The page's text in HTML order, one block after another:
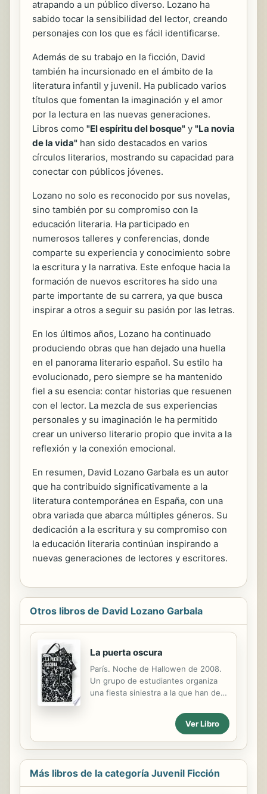
atrapando a un público diverso. Lozano ha
sabido tocar la sensibilidad del lector, creando
personajes con los que es fácil identificarse.
Además de su trabajo en la ficción, David
también ha incursionado en el ámbito de la
literatura infantil y juvenil. Ha publicado varios
títulos que fomentan la imaginación y el amor
por la lectura en las nuevas generaciones.
Libros como "El espíritu del bosque" y "La novia
de la vida" han sido destacados en varios
círculos literarios, mostrando su capacidad para
conectar con públicos jóvenes.
Lozano no solo es reconocido por sus novelas,
sino también por su compromiso con la
educación literaria. Ha participado en
numerosos talleres y conferencias, donde
comparte su experiencia y conocimiento sobre
la escritura y la narrativa. Este enfoque hacia la
formación de nuevos escritores ha sido una
parte importante de su carrera, ya que busca
inspirar a otros a seguir su pasión por las letras.
En los últimos años, Lozano ha continuado
produciendo obras que han dejado una huella
en el panorama literario español. Su estilo ha
evolucionado, pero siempre se ha mantenido
fiel a su esencia: contar historias que resuenen
con el lector. La mezcla de sus experiencias
personales y su imaginación le ha permitido
crear un universo literario propio que invita a la
reflexión y la conexión emocional.
En resumen, David Lozano Garbala es un autor
que ha contribuido significativamente a la
literatura contemporánea en España, con una
obra variada que abarca múltiples géneros. Su
dedicación a la escritura y su compromiso con
la educación literaria continúan inspirando a
nuevas generaciones de lectores y escritores.
Otros libros de David Lozano Garbala
La puerta oscura
París. Noche de Hallowen de 2008.
Un grupo de estudiantes organiza
una fiesta siniestra a la que han de
de 16 años tímido e inseguro, asiste
a la fiesta y por una casualidad del
destino se ve inmerso en una
aventura.
Ver Libro
Más libros de la categoría Juvenil Ficción